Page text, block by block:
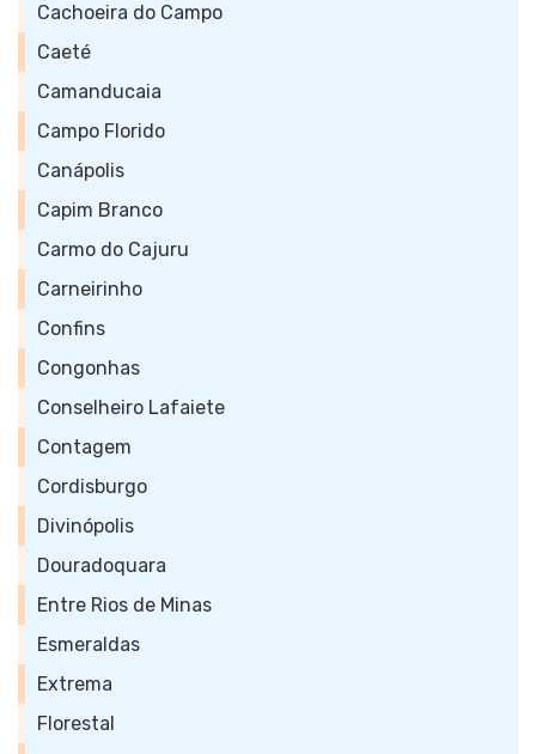
Cachoeira do Campo
Caeté
Camanducaia
Campo Florido
Canápolis
Capim Branco
Carmo do Cajuru
Carneirinho
Confins
Congonhas
Conselheiro Lafaiete
Contagem
Cordisburgo
Divinópolis
Douradoquara
Entre Rios de Minas
Esmeraldas
Extrema
Florestal